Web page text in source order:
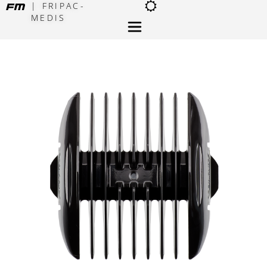
| FRIPAC-
MEDIS